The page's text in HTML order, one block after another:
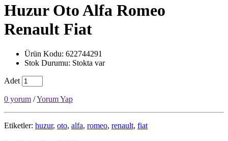
Huzur Oto Alfa Romeo
Renault Fiat
Ürün Kodu: 622744291
Stok Durumu: Stokta var
Adet
0 yorum /Yorum Yap
Etiketler: huzur, oto, alfa, romeo, renault, fiat